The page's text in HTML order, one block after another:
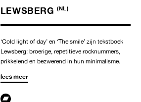
LEWSBERG (NL)
‘Cold light of day’ en ‘The smile’ zijn tekstboek
Lewsberg: broerige, repetitieve rocknummers,
prikkelend en bezwerend in hun minimalisme.
lees meer